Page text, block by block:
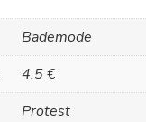
Bademode
4.5 €
Protest